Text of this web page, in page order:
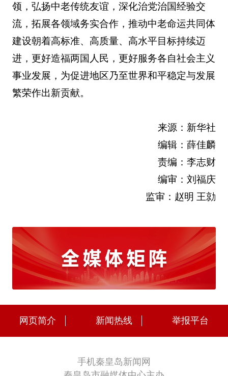
领，弘扬中老传统友谊，深化治党治国经验交
流，拓展各领域务实合作，推动中老命运共同体
建设朝着高标准、高质量、高水平目标持续迈
进，更好造福两国人民，更好服务各自社会主义
事业发展，为促进地区乃至世界和平稳定与发展
繁荣作出新贡献。
来源：新华社
编辑：薛佳麟
责编：李志财
编审：刘福庆
监审：赵明 王勍
网页简介 新闻热线 举报平台
手机秦皇岛新闻网